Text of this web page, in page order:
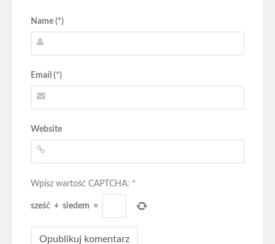
Name (*)
Email (*)
Website
Wpisz wartość CAPTCHA: *
sześć + siedem =